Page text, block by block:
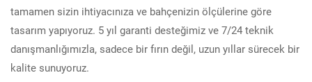
tamamen sizin ihtiyacınıza ve bahçenizin ölçülerine göre
tasarım yapıyoruz. 5 yıl garanti desteğimiz ve 7/24 teknik
danışmanlığımızla, sadece bir fırın değil, uzun yıllar sürecek bir
kalite sunuyoruz.